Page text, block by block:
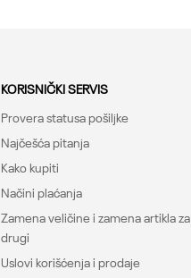
KORISNIČKI SERVIS
Provera statusa pošiljke
Najčešća pitanja
Kako kupiti
Načini plaćanja
Zamena veličine i zamena artikla za
drugi
Uslovi korišćenja i prodaje